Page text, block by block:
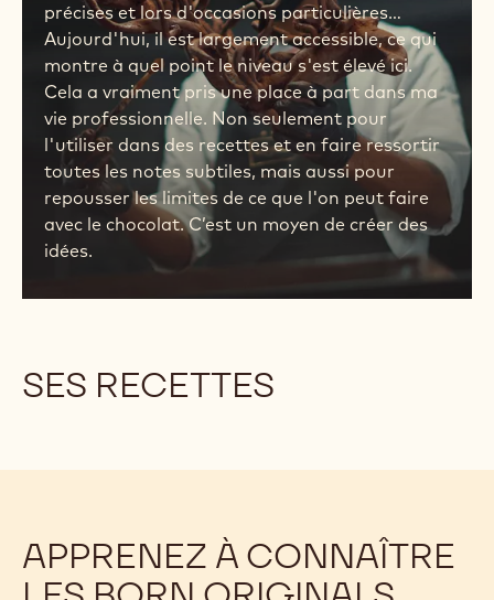
précises et lors d'occasions particulières…
Aujourd'hui, il est largement accessible, ce qui
montre à quel point le niveau s'est élevé ici.
Cela a vraiment pris une place à part dans ma
vie professionnelle. Non seulement pour
l'utiliser dans des recettes et en faire ressortir
toutes les notes subtiles, mais aussi pour
repousser les limites de ce que l'on peut faire
avec le chocolat. C’est un moyen de créer des
idées.
SES RECETTES
APPRENEZ À CONNAÎTRE